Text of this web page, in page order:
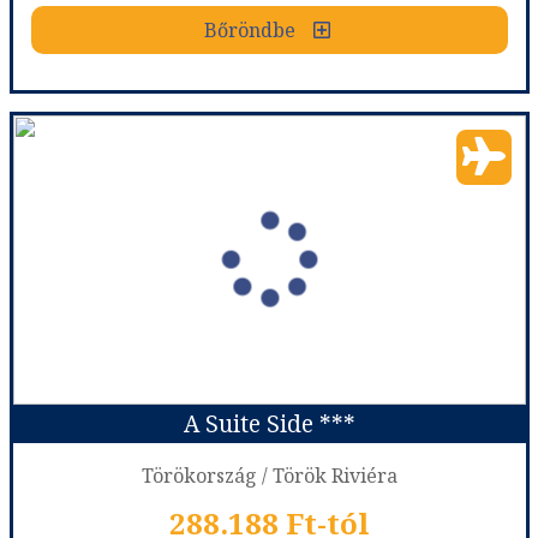
Bőröndbe
Viking Nona Beach ****
Törökország
Város:Kemer
Utazás módja: Repülővel
Ellátás: All inclusive
Szálláskategória:Hotel ****
Standard Room
Időpont: 2026-08-09 | 7 éj
A Suite Side ***
Törökország / Török Riviéra
288.188 Ft-tól